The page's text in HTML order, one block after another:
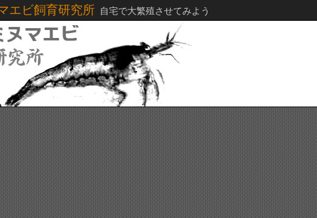
エビ飼育研究所 自宅で大繁殖させてみよう